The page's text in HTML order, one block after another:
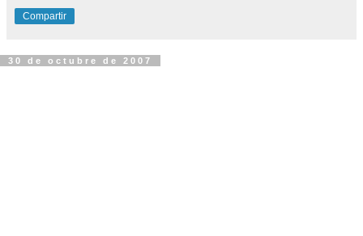
Compartir
30 de octubre de 2007